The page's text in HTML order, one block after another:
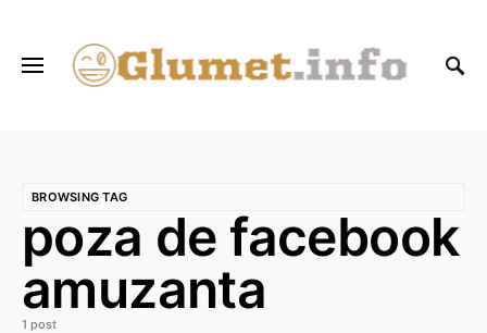
BROWSING TAG
poza de facebook
amuzanta
1 post